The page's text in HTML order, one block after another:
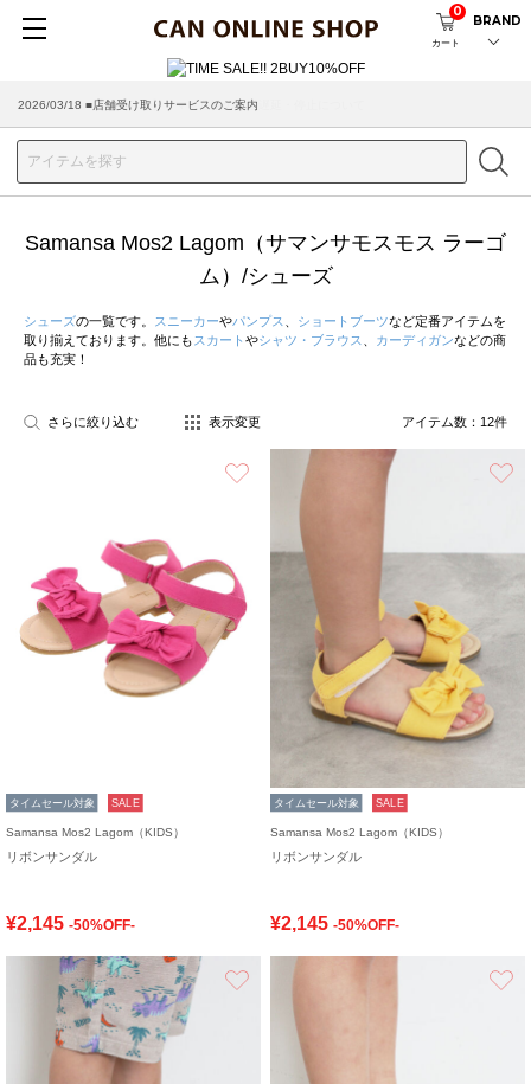
カート
0
BRAND
2026/03/18 ■店舗受け取りサービスのご案内
Samansa Mos2 Lagom（サマンサモスモス ラーゴ
ム）/シューズ
シューズの一覧です。 スニーカーやパンプス ショートブーツなど定番アイテムを
取り揃えております。他にも スカート やシャツ・ブラウス カーディガンなどの商
品も充実！
さらに絞り込む 表示変更 アイテム数： 12件
お気に入り
タイムセール対象 SALE
Samansa Mos2 Lagom（KIDS）
リボンサンダル
¥2,145 -50%OFF-
タイムセール対象 SALE
Samansa Mos2 Lagom（KIDS）
リボンサンダル
¥2,145 -50%OFF-
お気に入り